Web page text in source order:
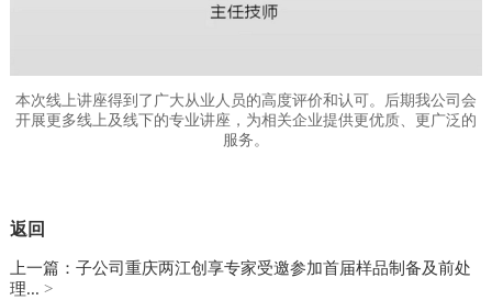
本次线上讲座得到了广大从业人员的高度评价和认可。后期我公司会
开展更多线上及线下的专业讲座，为相关企业提供更优质、更广泛的
服务。
返回
上一篇：子公司重庆两江创享专家受邀参加首届样品制备及前处
理... >